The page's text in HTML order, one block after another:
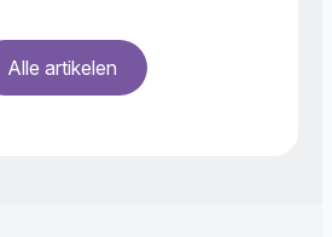
Alle artikelen